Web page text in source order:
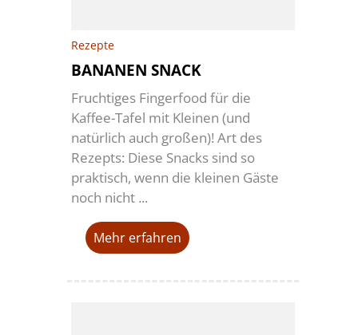
Rezepte
BANANEN SNACK
Fruchtiges Fingerfood für die
Kaffee-Tafel mit Kleinen (und
natürlich auch großen)! Art des
Rezepts: Diese Snacks sind so
praktisch, wenn die kleinen Gäste
noch nicht ...
Mehr erfahren